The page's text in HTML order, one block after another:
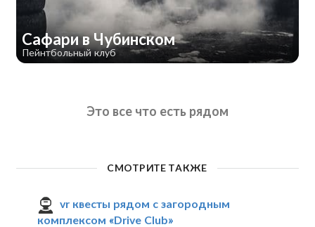
Сафари в Чубинском
Пейнтбольный клуб
Это все что есть рядом
СМОТРИТЕ ТАКЖЕ
vr квесты рядом с загородным
комплексом «Drive Club»